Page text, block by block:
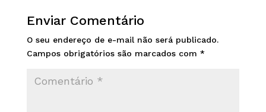
Enviar Comentário
O seu endereço de e-mail não será publicado.
Campos obrigatórios são marcados com *